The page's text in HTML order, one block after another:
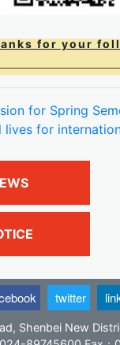
for your
for Spring
lives for
Shenbei New
twitter